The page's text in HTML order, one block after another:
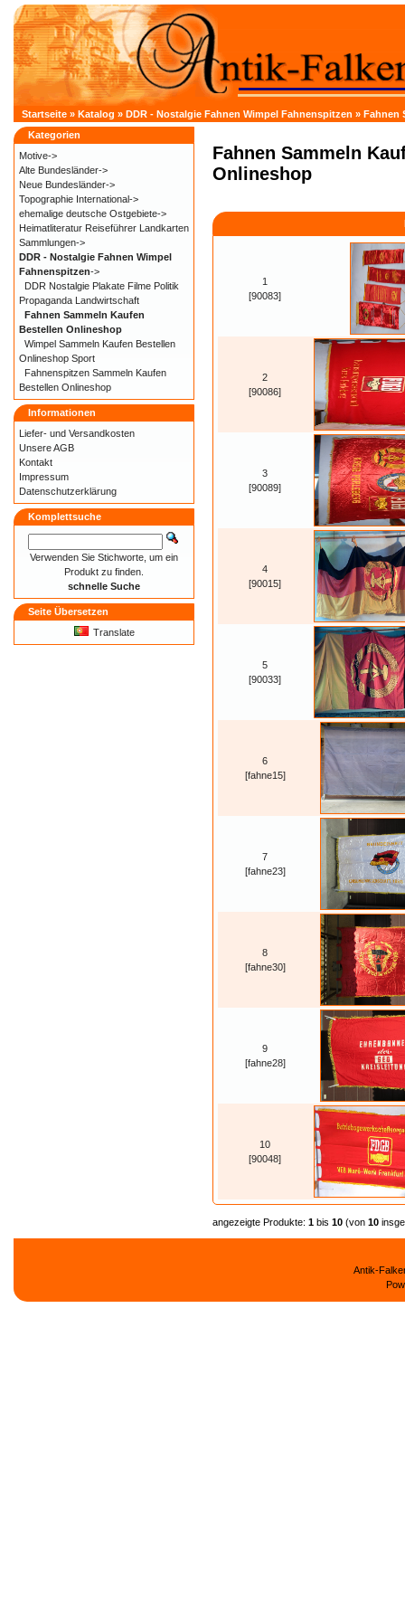
Startseite » Katalog » DDR - Nostalgie Fahnen Wimpel Fahnenspitzen » Fahnen
Fahnen Sammeln
Onlineshop
1
[90083]
2
[90086]
3
[90089]
4
[90015]
5
[90033]
6
[fahne15]
7
[fahne23]
8
[fahne30]
9
[fahne28]
10
[90048]
angezeigte Produkte: 1 bis 10 (von 10
Kategorien
Motive->
Alte Bundesländer->
Neue Bundesländer->
Topographie International->
ehemalige deutsche Ostgebiete->
Heimatliteratur Reiseführer Landkarten
Sammlungen->
DDR - Nostalgie Fahnen Wimpel
Fahnenspitzen->
DDR Nostalgie Plakate Filme Politik
Propaganda Landwirtschaft
Fahnen Sammeln Kaufen
Bestellen Onlineshop
Wimpel Sammeln Kaufen Bestellen
Onlineshop Sport
Fahnenspitzen Sammeln Kaufen
Bestellen Onlineshop
Informationen
Liefer- und Versandkosten
Unsere AGB
Kontakt
Impressum
Datenschutzerklärung
Komplettsuche
Verwenden Sie Stichworte, um ein
Produkt zu finden.
schnelle Suche
Seite Übersetzen
Translate
Antik-